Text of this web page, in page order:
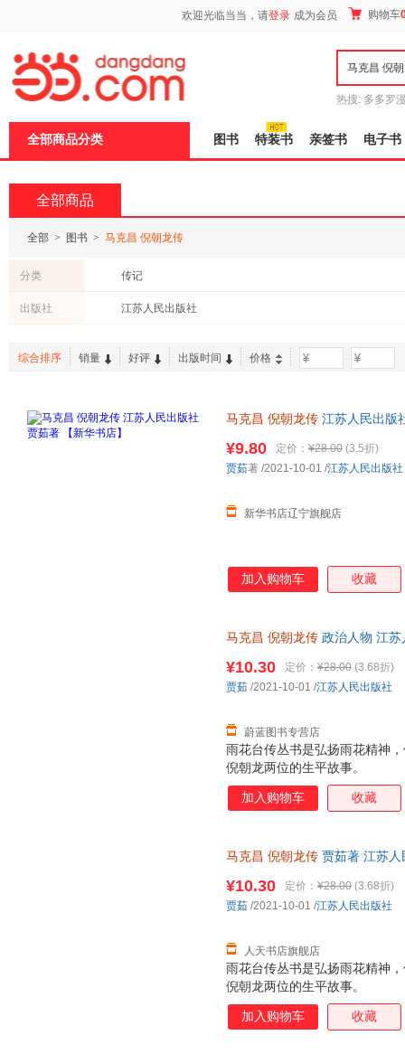
欢迎光临当当，请登录 成为会员 购物车
热搜: 多多罗
全部商品分类 图书 特装书 亲签书 电子书
全部商品
全部 > 图书 > 马克昌 倪朝龙传
分类 传记
出版社 江苏人民出版社
综合排序 销量 好评 出版时间 价格 -
马克昌 倪朝龙传 江苏人民出版
¥9.80 定价： ¥28.00 (3.5折)
新华书店辽宁旗舰店
贾茹著 /2021-10-01 /江苏人民出版社
加入购物车 收藏
马克昌 倪朝龙传 政治人物 江
雨花台传丛书是弘扬雨花精神
倪朝龙两位的生平故事。
¥10.30 定价： ¥28.00 (3.68折)
蔚蓝图书专营店
贾茹 /2021-10-01 /江苏人民出版社
加入购物车 收藏
马克昌 倪朝龙传 贾茹著 江苏
雨花台传丛书是弘扬雨花精神
倪朝龙两位的生平故事。
¥10.30 定价： ¥28.00 (3.68折)
人天书店旗舰店
贾茹 /2021-10-01 /江苏人民出版社
加入购物车 收藏
页
加